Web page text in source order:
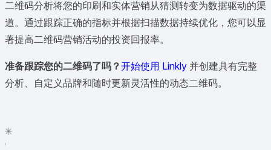
二维码分析将您的印刷和实体营销从猜测转变为数据驱动的渠
道。通过跟踪正确的指标并根据扫描数据持续优化，您可以显
著提高二维码营销活动的投资回报率。
准备跟踪您的二维码了吗？开始使用 Linkly 并创建具有完整
分析、自定义品牌和随时更新灵活性的动态二维码。
●